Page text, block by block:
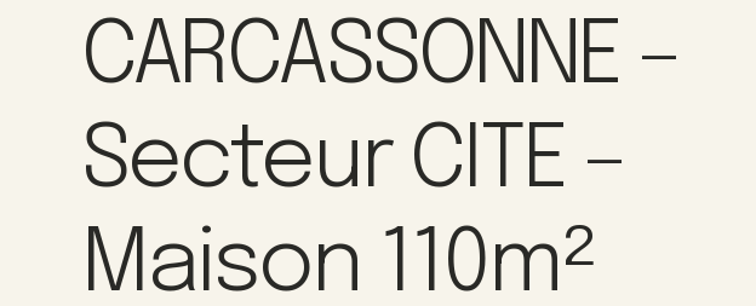
CARCASSONNE –
Secteur CITE –
Maison 110m²